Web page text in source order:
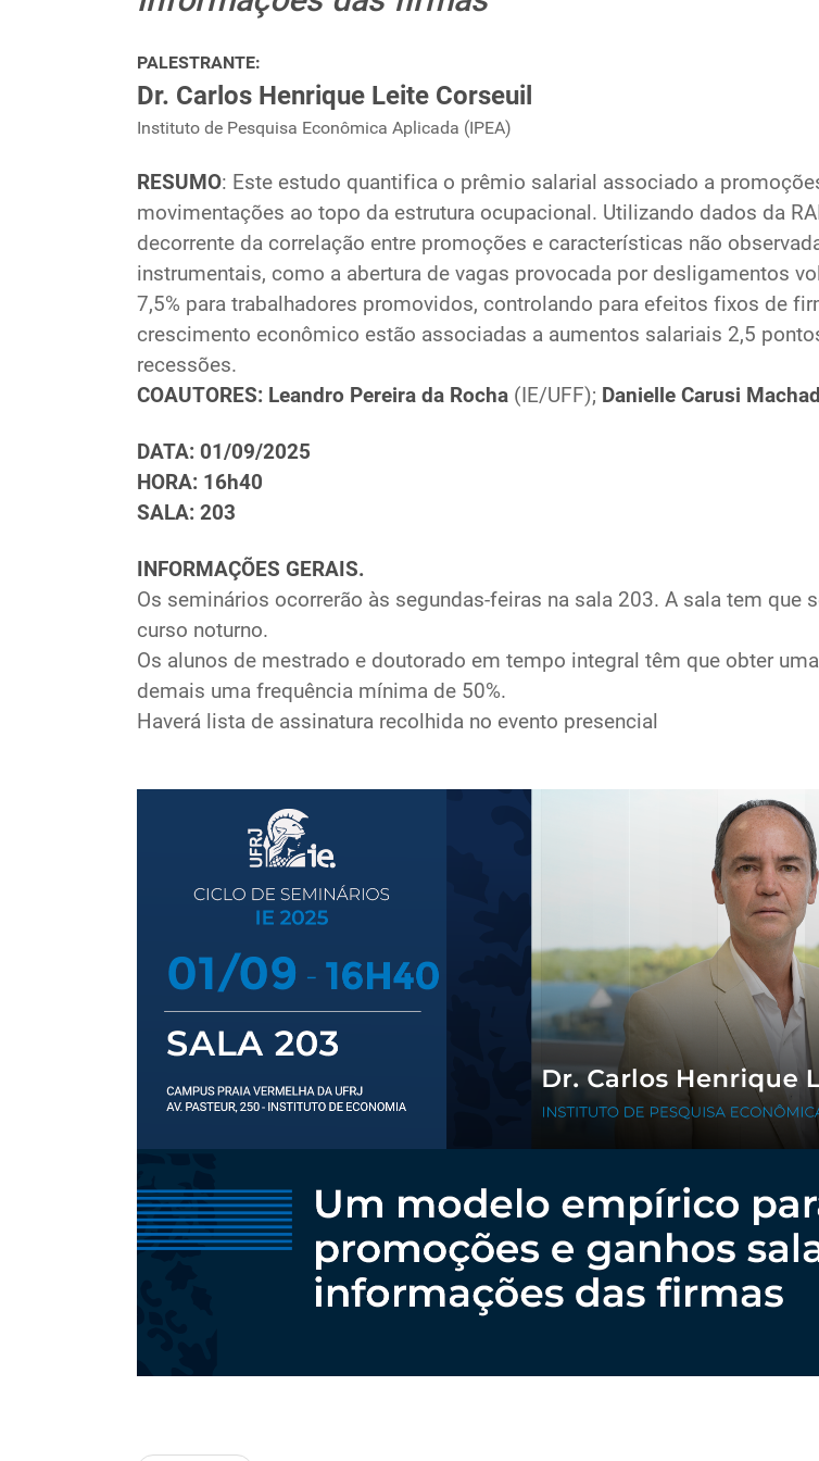
PALESTRANTE:
Dr. Carlos Henrique Leite Corseuil
Instituto de Pesquisa Econômica Aplicada (IPEA)
RESUMO: Este estudo quantifica o prêmio salarial associado a
movimentações ao topo da estrutura ocupacional. Utilizando dados da
decorrente da correlação entre promoções e características não
instrumentais, como a abertura de vagas provocada por desligamentos
7,5% para trabalhadores promovidos, controlando para efeitos fixos de
crescimento econômico estão associadas a aumentos salariais 2,5
recessões.
COAUTORES: Leandro Pereira da Rocha (IE/UFF); Danielle Carusi
DATA: 01/09/2025
HORA: 16h40
SALA: 203
INFORMAÇÕES GERAIS.
Os seminários ocorrerão às segundas-feiras na sala 203. A sala tem
curso noturno.
Os alunos de mestrado e doutorado em tempo integral têm que obter
demais uma frequência mínima de 50%.
Haverá lista de assinatura recolhida no evento presencial